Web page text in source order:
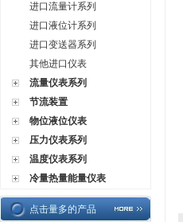
进口流量计系列
进口液位计系列
进口变送器系列
其他进口仪表
流量仪表系列
节流装置
物位液位仪表
压力仪表系列
温度仪表系列
冷量热量能量仪表
点击量多的产品